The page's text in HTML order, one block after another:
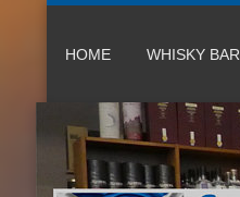
HOME WHISKY BAR